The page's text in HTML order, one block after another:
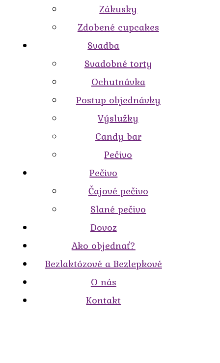
Zákusky
Zdobené cupcakes
Svadba
Svadobné torty
Ochutnávka
Postup objednávky
Výslužky
Candy bar
Pečivo
Pečivo
Čajové pečivo
Slané pečivo
Dovoz
Ako objednať?
Bezlaktózové a Bezlepkové
O nás
Kontakt